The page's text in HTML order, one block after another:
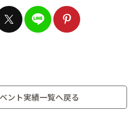
ント実績一覧へ戻る